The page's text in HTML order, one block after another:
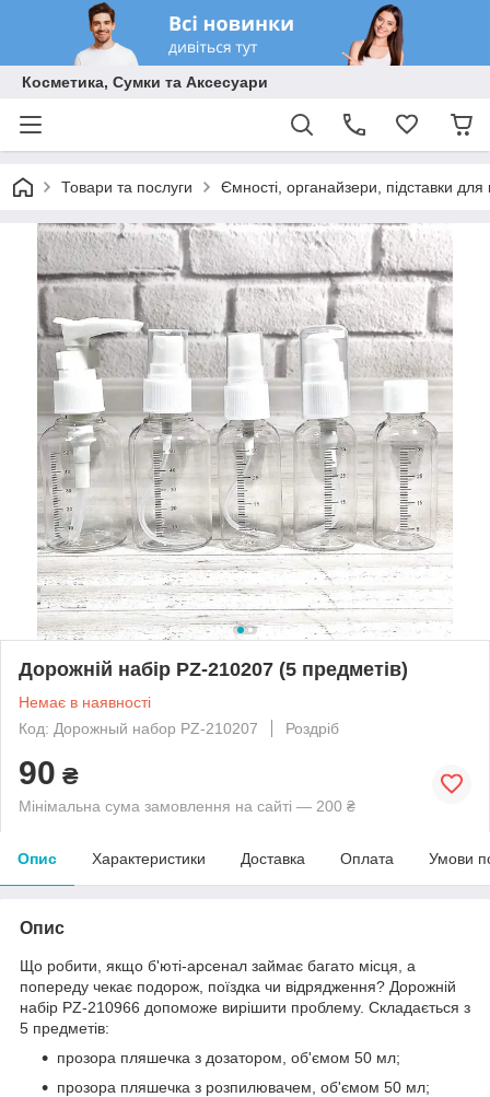
Косметика, Сумки та Аксесуари
Товари та послуги Ємності, органайзери, підставки
Дорожній набір PZ-210207 (5 предметів)
Немає в наявності
Код: Дорожный набор PZ-210207
Роздріб
90 ₴
Мінімальна сума замовлення на сайті — 200 ₴
Опис Характеристики Доставка Оплата Умови
Опис
Що робити, якщо б'юті-арсенал займає багато місця, а
попереду чекає подорож, поїздка чи відрядження? Дорожній
набір PZ-210966 допоможе вирішити проблему. Складається з
5 предметів:
прозора пляшечка з дозатором, об'ємом 50 мл;
прозора пляшечка з розпилювачем, об'ємом 50 мл;